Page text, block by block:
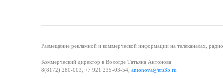
Размещение рекламной и коммерческой информации на телеканалах,
Коммерческий директор в Вологде Татьяна Антонова
8(8172) 280-003, +7 921 235-03-54, antonova@ers35.ru